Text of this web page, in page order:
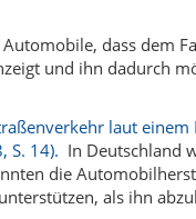
dass dem
und ihn dadurch m
laut einem
S. 14). In Deutschland
nnten die
als ihn